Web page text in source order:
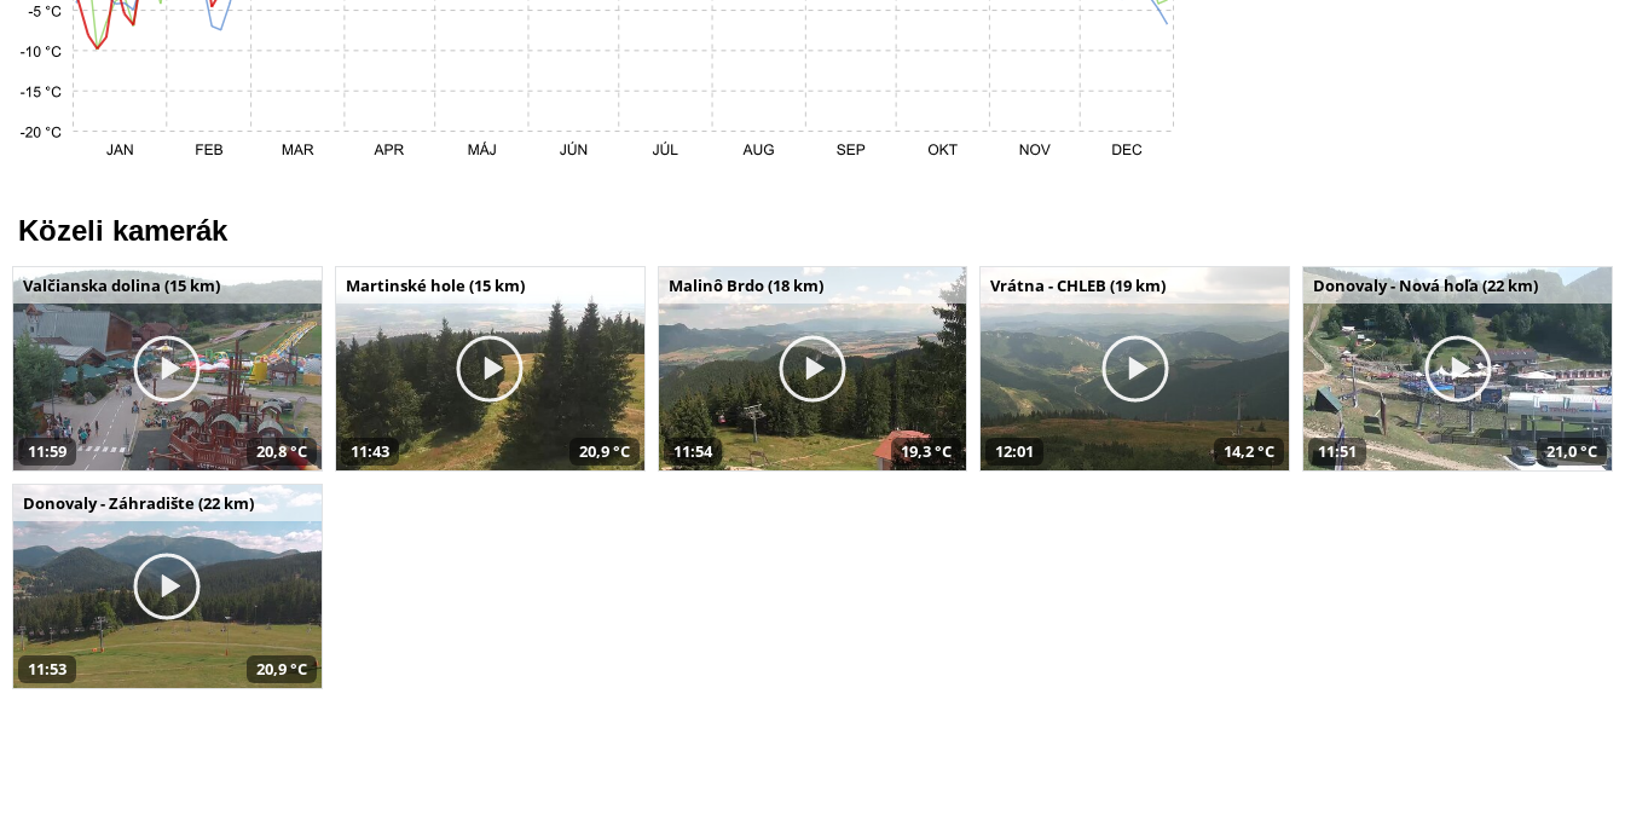
Közeli kamerák
Valčianska dolina (15 km)
11:59 20,8 °C
Martinské hole (15 km)
11:43 20,9 °C
Malinô Brdo (18 km)
11:54 19,3 °C
Vrátna - CHLEB (19 km)
12:01 14,2 °C
Donovaly - Nová hoľa (22 km)
11:51 21,0 °C
Donovaly - Záhradište (22 km)
11:53 20,9 °C